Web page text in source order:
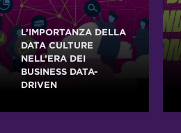
L’IMPORTANZA DELLA
DATA CULTURE
NELL’ERA DEI
BUSINESS DATA-
DRIVEN